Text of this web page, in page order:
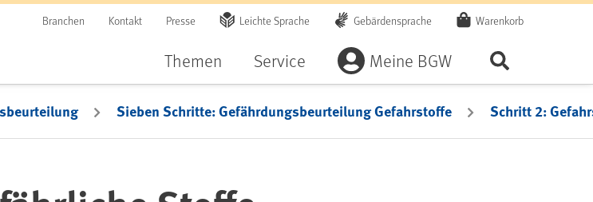
Branchen Kontakt Presse Leichte Sprache Gebärdensprache Warenkorb
Themen Service Meine BGW
Sieben Schritte: Gefährdungsbeurteilung Gefahrstoffe Schritt 2: